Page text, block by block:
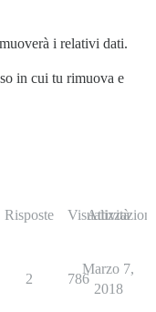
i relativi dati.
in cui tu rimuova e
Risposte Visualizzazioni
Attività
2 786
Marzo 7,
2018